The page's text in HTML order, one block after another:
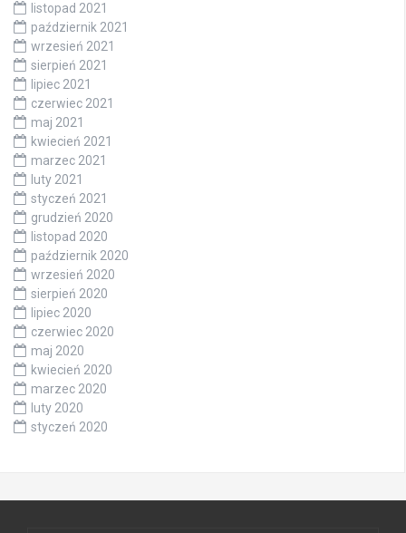
listopad 2021
październik 2021
wrzesień 2021
sierpień 2021
lipiec 2021
czerwiec 2021
maj 2021
kwiecień 2021
marzec 2021
luty 2021
styczeń 2021
grudzień 2020
listopad 2020
październik 2020
wrzesień 2020
sierpień 2020
lipiec 2020
czerwiec 2020
maj 2020
kwiecień 2020
marzec 2020
luty 2020
styczeń 2020